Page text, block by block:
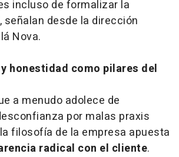
incluso de formalizar la
desde la dirección
Nova.
honestidad como pilares del
a menudo adolece de
por malas praxis
filosofía de la empresa apuesta
radical con el cliente.